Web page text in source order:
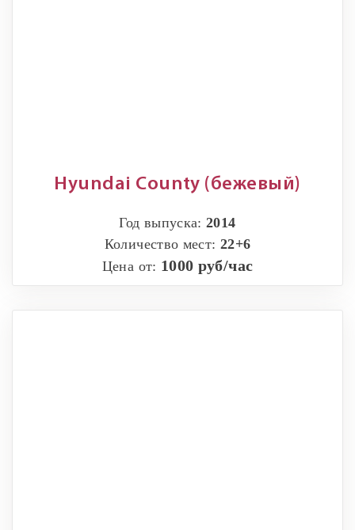
Hyundai County (бежевый)
Год выпуска:2014
Количество мест: 22+6
Цена от: 1000 руб/час